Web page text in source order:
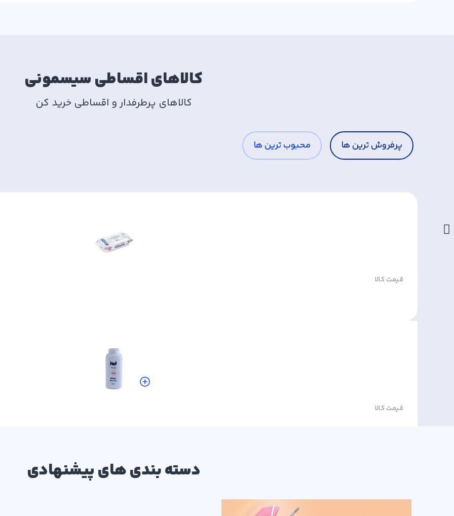
کالاهای اقساطی سیسمونی
کالاهای پرطرفدار و اقساطی خرید کن
پرفروش ترین ها محبوب ترین ها
قیمت کالا
قیمت کالا
مشاهده همه محصولات
دسته بندی های پیشنهادی